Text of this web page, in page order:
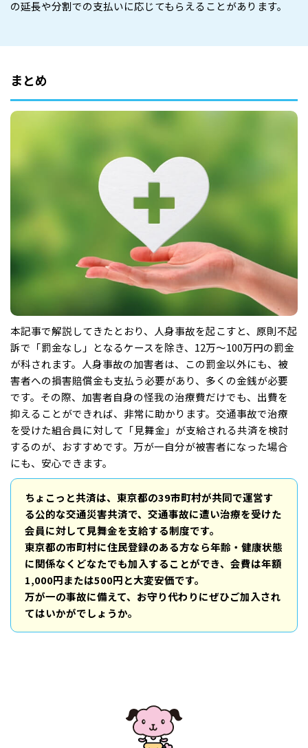
の延長や分割での支払いに応じてもらえることがあります。
まとめ
本記事で解説してきたとおり、人身事故を起こすと、原則不起
訴で「罰金なし」となるケースを除き、12万～100万円の罰金
が科されます。人身事故の加害者は、この罰金以外にも、被
害者への損害賠償金も支払う必要があり、多くの金銭が必要
です。その際、加害者自身の怪我の治療費だけでも、出費を
抑えることができれば、非常に助かります。交通事故で治療
を受けた組合員に対して「見舞金」が支給される共済を検討
するのが、おすすめです。万が一自分が被害者になった場合
にも、安心できます。
ちょこっと共済は、東京都の39市町村が共同で運営す
る公的な交通災害共済で、交通事故に遭い治療を受けた
会員に対して見舞金を支給する制度です。
東京都の市町村に住民登録のある方なら年齢・健康状態
に関係なくどなたでも加入することができ、会費は年額
1,000円または500円と大変安価です。
万が一の事故に備えて、お守り代わりにぜひご加入され
てはいかがでしょうか。